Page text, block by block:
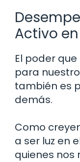
Activo
El poder
para
también es
demás.
Como
a ser luz en
quienes nos